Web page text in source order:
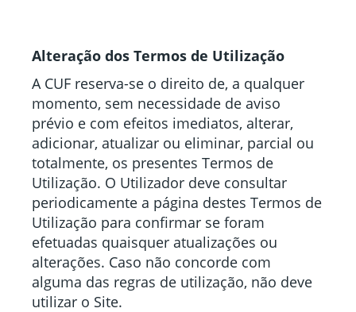
Alteração dos Termos de Utilização
A CUF reserva-se o direito de, a qualquer
momento, sem necessidade de aviso
prévio e com efeitos imediatos, alterar,
adicionar, atualizar ou eliminar, parcial ou
totalmente, os presentes Termos de
Utilização. O Utilizador deve consultar
periodicamente a página destes Termos de
Utilização para confirmar se foram
efetuadas quaisquer atualizações ou
alterações. Caso não concorde com
alguma das regras de utilização, não deve
utilizar o Site.